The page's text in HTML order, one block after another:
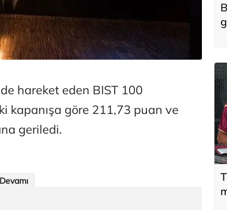
hareket eden BIST 100
kapanışa göre 211,73 puan ve
geriledi.